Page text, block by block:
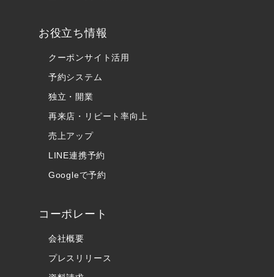
お役立ち情報
クーポンサイト活用
予約システム
独立・開業
再来店・リピート率向上
売上アップ
LINE連携予約
Googleで予約
コーポレート
会社概要
プレスリリース